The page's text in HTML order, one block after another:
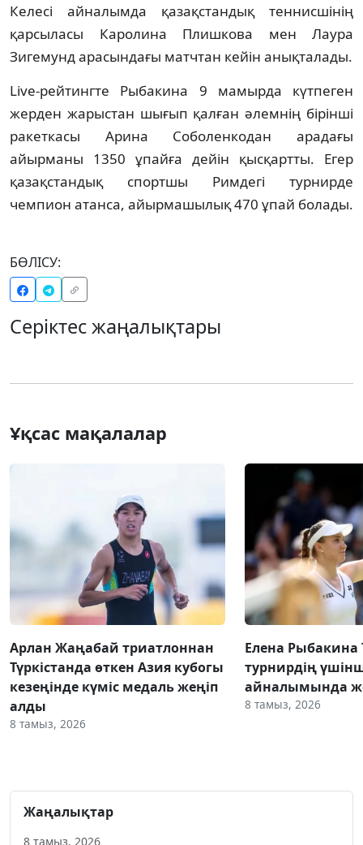
Келесі айналымда қазақстандық теннисшінің
қарсыласы Каролина Плишкова мен Лаура
Зигемунд арасындағы матчтан кейін анықталады.
Live-рейтингте Рыбакина 9 мамырда күтпеген
жерден жарыстан шығып қалған әлемнің бірінші
ракеткасы Арина Соболенкодан арадағы
айырманы 1350 ұпайға дейін қысқартты. Егер
қазақстандық спортшы Римдегі турнирде
чемпион атанса, айырмашылық 470 ұпай болады.
БӨЛІСУ:
Серіктес жаңалықтары
Ұқсас мақалалар
Арлан Жаңабай триатлоннан
Түркістанда өткен Азия кубогы
кезеңінде күміс медаль жеңіп
алды
8 тамыз, 2026
Елена Рыбакина
турнирдің
айналымында
8 тамыз, 2026
Жаңалықтар
8 тамыз, 2026